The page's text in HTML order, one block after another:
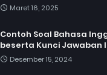
Maret 16, 2025
Contoh Soal Bahasa
beserta Kunci Jawaban
Desember 15, 2024